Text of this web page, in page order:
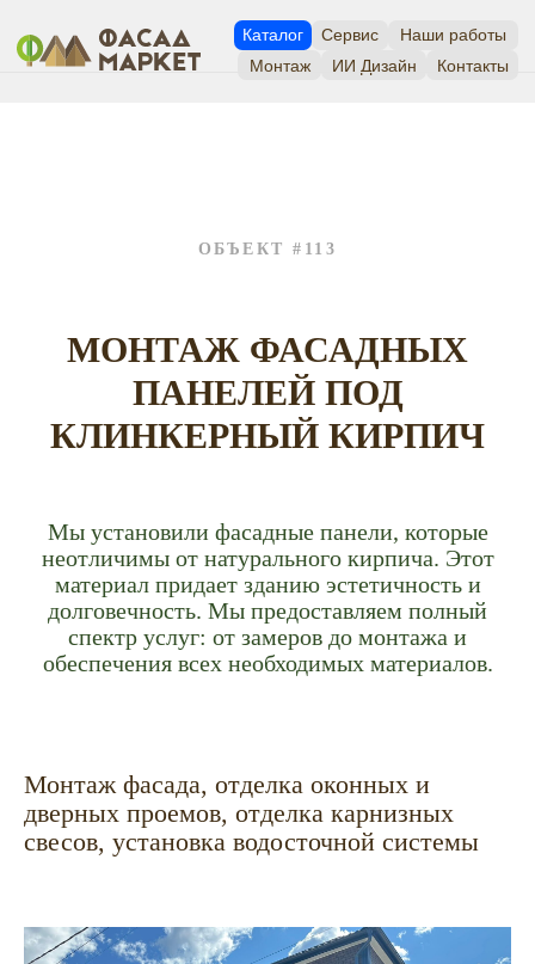
Сервис Наши работы
Монтаж ИИ Дизайн Контакты
ОБЪЕКТ #113
МОНТАЖ ФАСАДНЫХ
ПАНЕЛЕЙ ПОД
КЛИНКЕРНЫЙ КИРПИЧ
Мы установили фасадные панели, которые
неотличимы от натурального кирпича. Этот
материал придает зданию эстетичность и
долговечность. Мы предоставляем полный
спектр услуг: от замеров до монтажа и
обеспечения всех необходимых материалов.
Монтаж фасада, отделка оконных и
дверных проемов, отделка карнизных
свесов, установка водосточной системы